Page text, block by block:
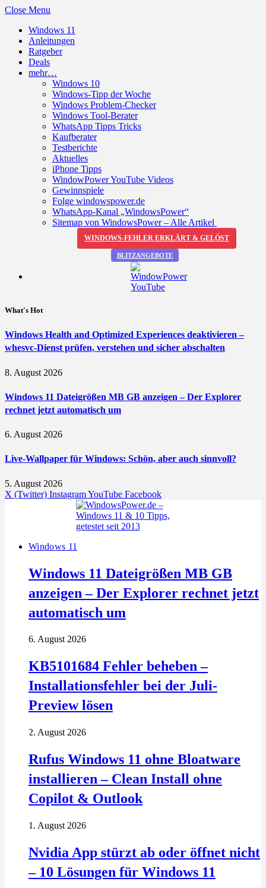
Close Menu
Windows 11
Anleitungen
Ratgeber
Deals
mehr…
Windows 10
Windows-Tipp der Woche
Windows Problem-Checker
Windows Tool-Berater
WhatsApp Tipps Tricks
Kaufberater
Testberichte
Aktuelles
iPhone Tipps
WindowPower YouTube Videos
Gewinnspiele
Folge windowspower.de
WhatsApp-Kanal „WindowsPower“
Sitemap von WindowsPower – Alle Artikel
WINDOWS-FEHLER ERKLÄRT & GELÖST
BLITZANGEBOTE
What's Hot
Windows Health and Optimized Experiences deaktivieren –
whesvc-Dienst prüfen, verstehen und sicher abschalten
8. August 2026
Windows 11 Dateigrößen MB GB anzeigen – Der Explorer
rechnet jetzt automatisch um
6. August 2026
Live-Wallpaper für Windows: Schön, aber auch sinnvoll?
5. August 2026
X (Twitter) InstagramYouTube Facebook
Windows 11
Windows 11 Dateigrößen MB GB
anzeigen – Der Explorer rechnet jetzt
automatisch um
6. August 2026
KB5101684 Fehler beheben –
Installationsfehler bei der Juli-
Preview lösen
2. August 2026
Rufus Windows 11 ohne Bloatware
installieren – Clean Install ohne
Copilot & Outlook
1. August 2026
Nvidia App stürzt ab oder öffnet nicht
– 10 Lösungen für Windows 11